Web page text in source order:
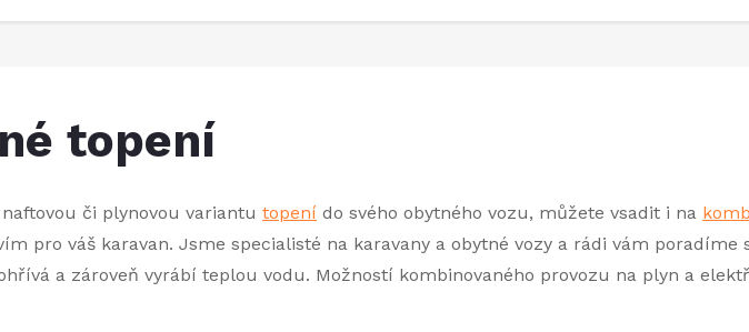
topení
či plynovou variantu topení do svého obytného vozu, můžete vsadit i na
pro váš karavan. Jsme specialisté na karavany a obytné vozy a rádi vám poradíme
a zároveň vyrábí teplou vodu. Možností kombinovaného provozu na plyn a